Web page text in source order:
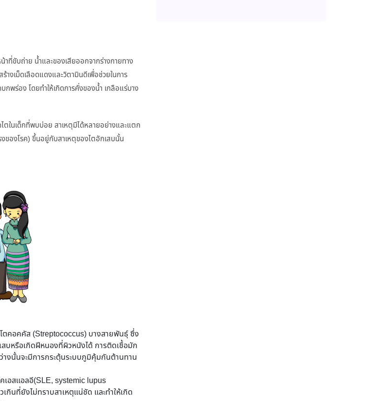
าที่ขับถ่าย น้ำและของเสียออกจากร่างกายทาง
างเม็ดเลือดแดงและวิตามินดีเพื่อช่วยในการ
พร่อง โดยทำให้เกิดการคั่งของน้ำ เกลือแร่บาง
ตในเด็กที่พบบ่อย สาเหตุมีได้หลายอย่างและแตก
ของโรค) ขึ้นอยู่กับสาเหตุของไตอักเสบนั้น
ตคอคคัส (Streptococcus) บางสายพันธุ์ ซึ่ง
บหรือเกิดฝีหนองที่ผิวหนังได้ การติดเชื้อมัก
างนั้นจะมีการกระตุ้นระบบภูมิคุ้มกันต้านทาน
เอสแอลอี(SLE, systemic lupus
กินที่ยังไม่ทราบสาเหตุแน่ชัด และทำให้เกิด